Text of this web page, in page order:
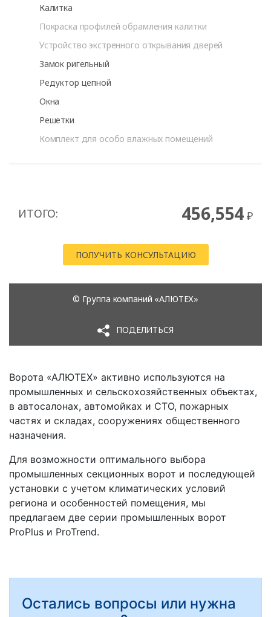
Ворота «АЛЮТЕХ» активно используются на
промышленных и сельскохозяйственных объектах,
в автосалонах, автомойках и СТО, пожарных
частях и складах, сооружениях общественного
назначения.
Для возможности оптимального выбора
промышленных секционных ворот и последующей
установки с учетом климатических условий
региона и особенностей помещения, мы
предлагаем две серии промышленных ворот
ProPlus и ProTrend.
Остались вопросы или нужна